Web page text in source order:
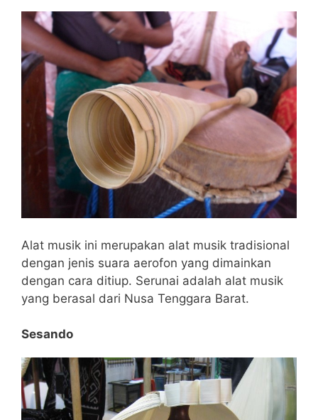
Alat musik ini merupakan alat musik tradisional
dengan jenis suara aerofon yang dimainkan
dengan cara ditiup. Serunai adalah alat musik
yang berasal dari Nusa Tenggara Barat.
Sesando